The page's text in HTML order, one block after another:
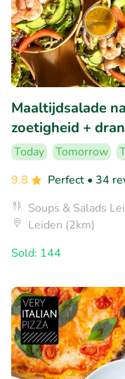
Maaltijdsalade
zoetigheid +
Today Tomorrow
9.8
Perfect • 34
Soups & Salads
Leiden (2km)
Sold: 144